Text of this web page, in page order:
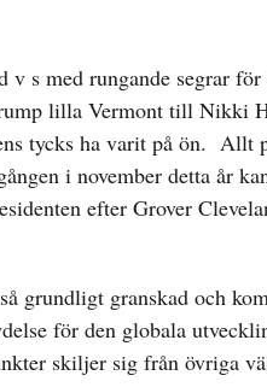
s med rungande segrar för
lilla Vermont till Nikki
tycks ha varit på ön. Allt
i november detta år
efter Grover
grundligt granskad och
för den globala
skiljer sig från övriga